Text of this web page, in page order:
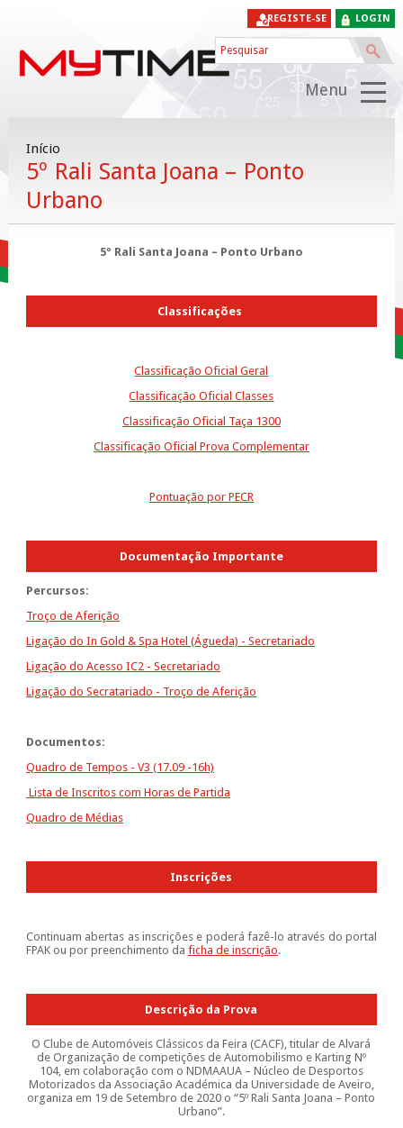
LOGIN
REGISTE-SE
Menu
Início
5º Rali Santa Joana – Ponto
Urbano
5º Rali Santa Joana – Ponto Urbano
Classificações
Classificação Oficial Geral
Classificação Oficial Classes
Classificação Oficial Taça 1300
Classificação Oficial Prova Complementar
Pontuação por PECR
Documentação Importante
Percursos:
Troço de Aferição
Ligação do In Gold & Spa Hotel (Águeda) - Secretariado
Ligação do Acesso IC2 - Secretariado
Ligação do Secratariado - Troço de Aferição
Documentos:
Quadro de Tempos- V3 (17.09 -16h)
Lista de Inscritos com Horas de Partida
Quadro de Médias
Inscrições
Continuam abertas as inscrições e poderá fazê-lo através do portal
FPAK ou por preenchimento da ficha de inscrição.
Descrição da Prova
O Clube de Automóveis Clássicos da Feira (CACF), titular de Alvará
de Organização de competições de Automobilismo e Karting Nº
104, em colaboração com o NDMAAUA – Núcleo de Desportos
Motorizados da Associação Académica da Universidade de Aveiro,
organiza em 19 de Setembro de 2020 o “5º Rali Santa Joana – Ponto
Urbano”.